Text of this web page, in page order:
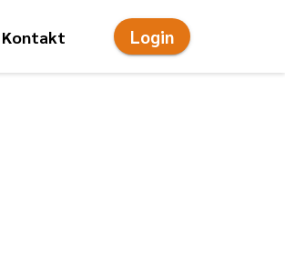
Kontakt Login